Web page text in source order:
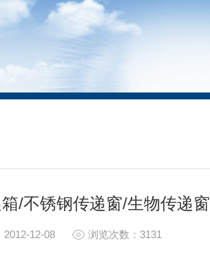
ARTICLES
/不锈钢传递窗/生物传递窗
2012-12-08 浏览次数：3131